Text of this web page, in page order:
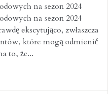
na sezon 2024
na sezon 2024
ekscytująco, zwłaszcza
które mogą odmienić
to, że...